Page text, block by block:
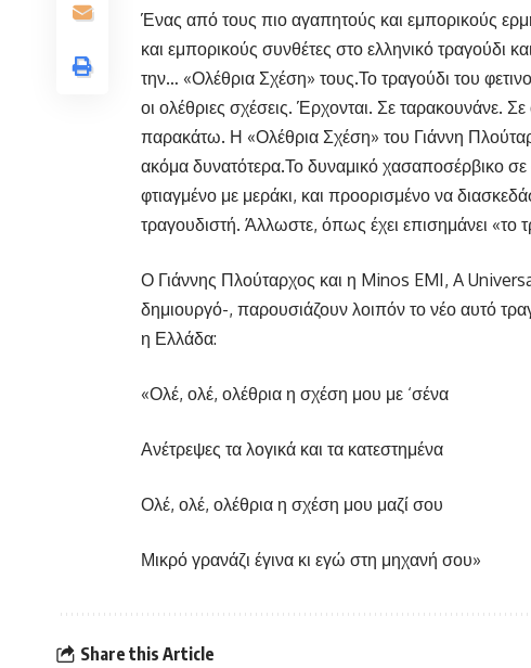
Ένας από τους πιο αγαπητούς και εμπορικούς
και εμπορικούς συνθέτες στο ελληνικό τραγούδι
την… «Ολέθρια Σχέση» τους.Το τραγούδι του
οι ολέθριες σχέσεις. Έρχονται. Σε ταρακουνάνε.
παρακάτω. Η «Ολέθρια Σχέση» του Γιάννη
ακόμα δυνατότερα.Το δυναμικό χασαποσέρβικο σε
φτιαγμένο με μεράκι, και προορισμένο να
τραγουδιστή. Άλλωστε, όπως έχει επισημάνει «το
Ο Γιάννης Πλούταρχος και η Minos EMI, A
δημιουργό-, παρουσιάζουν λοιπόν το νέο αυτό
η Ελλάδα:
«Ολέ, ολέ, ολέθρια η σχέση μου με ‘σένα
Ανέτρεψες τα λογικά και τα κατεστημένα
Ολέ, ολέ, ολέθρια η σχέση μου μαζί σου
Μικρό γρανάζι έγινα κι εγώ στη μηχανή σου»
Share this Article